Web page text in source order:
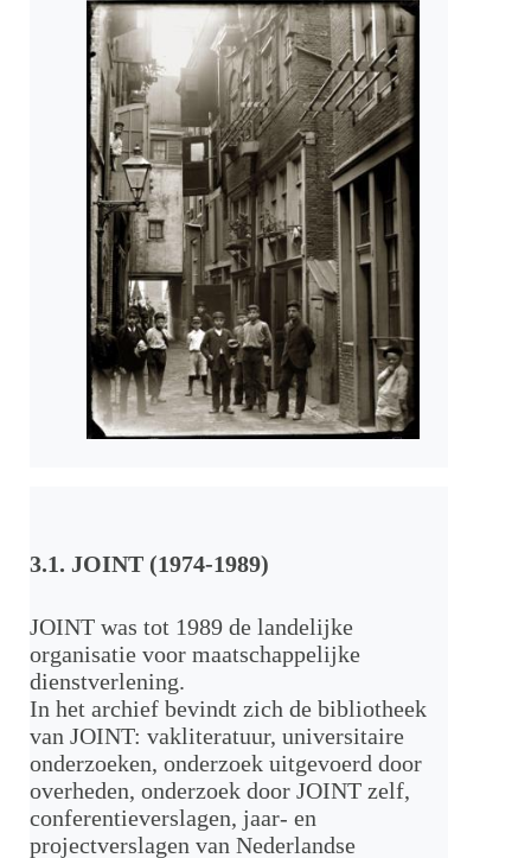
3.1. JOINT (1974-1989)
JOINT was tot 1989 de landelijke
organisatie voor maatschappelijke
dienstverlening.
In het archief bevindt zich de bibliotheek
van JOINT: vakliteratuur, universitaire
onderzoeken, onderzoek uitgevoerd door
overheden, onderzoek door JOINT zelf,
conferentieverslagen, jaar- en
projectverslagen van Nederlandse